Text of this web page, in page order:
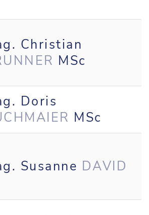
Christian
MSc
Doris
MSc
Susanne DAVID